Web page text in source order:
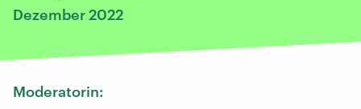
Dezember 2022
Moderatorin: